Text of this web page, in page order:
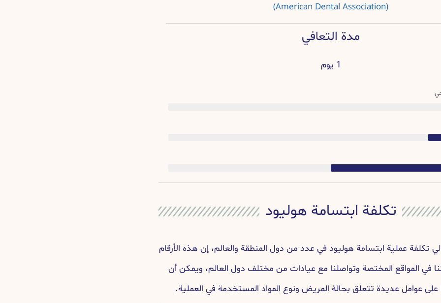
(American Dental Association)
مدة التعافي
1 يوم
درجة التداخل الجراحي
تكلفة ابتسامة هوليود
تكلفة عملية ابتسامة هوليود في عدد من دول المنطقة والعالم، إن هذه الأرقام
في المواقع المختصة وتواصلنا مع عيادات من مختلف دول العالم، ويمكن أن
على عوامل عديدة تتعلق بحالة المريض ونوع المواد المستخدمة في العملية.